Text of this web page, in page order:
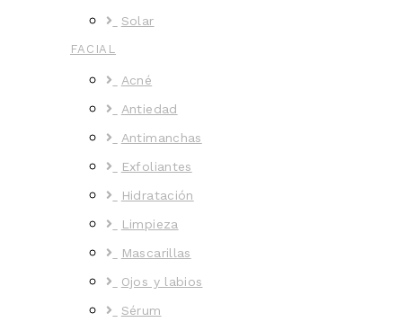
Solar
FACIAL
Acné
Antiedad
Antimanchas
Exfoliantes
Hidratación
Limpieza
Mascarillas
Ojos y labios
Sérum